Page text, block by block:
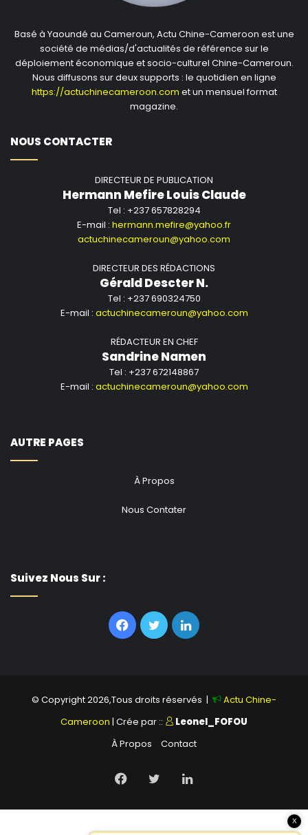
Basé à Yaoundé au Cameroun, Actu Chine-Cameroon est une
société de médias/d'actualités de référence sur le
déploiement économique et socio-culturel Chine-Cameroun.
Nous diffusons sur deux supports : le quotidien en ligne
https://actuchinecameroon.com et un mensuel format
magazine.
NOUS CONTACTER
DIRECTEUR DE PUBLICATION
Hermann Mefire Louis Claude
Tel : +237 657828294
E-mail : hermann.mefire@yahoo.fr
actuchinecameroun@yahoo.com
DIRECTEUR DES RÉDACTIONS
Gérald Descter N.
Tel : +237 690324750
E-mail : actuchinecameroun@yahoo.com
RÉDACTEUR EN CHEF
Sandrine Namen
Tel : +237 672148867
E-mail : actuchinecameroun@yahoo.com
AUTRE PAGES
À Propos
Nous Contater
Suivez Nous Sur :
Facebook
TwitterLinkedin
© Copyright 2026,Tous droits réservés |
Actu Chine-
Cameroon | Crée par ::
Leonel_FOFOU
À Propos
Contact
Facebook
TwitterLinkedin
X